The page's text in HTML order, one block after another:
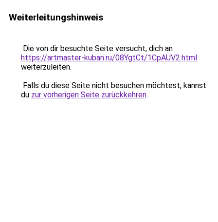
Weiterleitungshinweis
Die von dir besuchte Seite versucht, dich an
https://artmaster-kuban.ru/08YgtCt/1CpAUV2.html
weiterzuleiten.
Falls du diese Seite nicht besuchen möchtest, kannst
du zur vorherigen Seite zurückkehren.